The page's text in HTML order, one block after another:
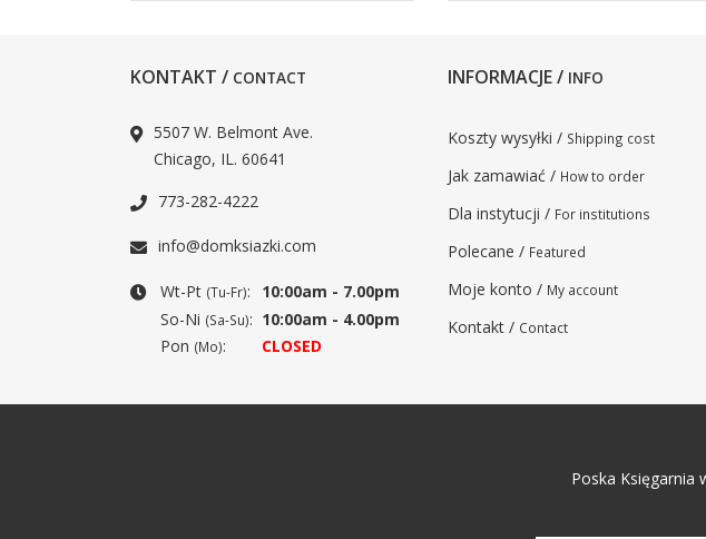
KONTAKT / CONTACT
5507 W. Belmont Ave.
Chicago, IL. 60641
773-282-4222
info@domksiazki.com
Wt-Pt (Tu-Fr):
10:00am - 7.00pm
So-Ni (Sa-Su): 10:00am - 4.00pm
Pon (Mo): CLOSED
INFORMACJE / INFO
Koszty wysyłki / Shipping cost
Jak zamawiać / How to order
Dla instytucji / For institutions
Polecane / Featured
Moje konto / My account
Kontakt / Contact
Poska Księgarnia